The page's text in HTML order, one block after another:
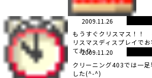
2009.11.26
もうすぐクリスマス！！
リスマスディスプレイで
ており...
2009.11.20
クリーニング403では一
した(^-^)